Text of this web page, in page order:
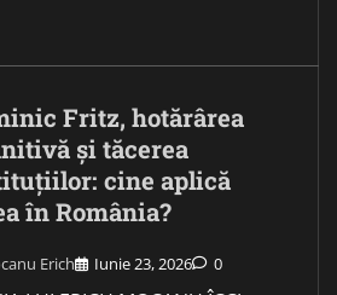
Fritz, hotărârea
și tăcerea
cine aplică
în România?
Erich Iunie 23, 2026 0